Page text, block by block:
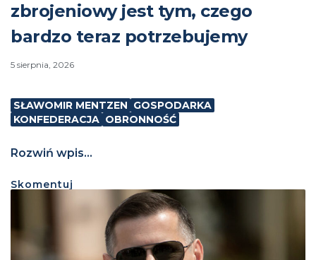
zbrojeniowy jest tym, czego
bardzo teraz potrzebujemy
5 sierpnia, 2026
SŁAWOMIR MENTZEN GOSPODARKA
KONFEDERACJA OBRONNOŚĆ
Rozwiń wpis...
Skomentuj